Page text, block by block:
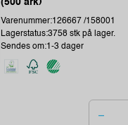
Varenummer:126667 /158001
Lagerstatus:3758 stk på lager.
Sendes om:1-3 dager